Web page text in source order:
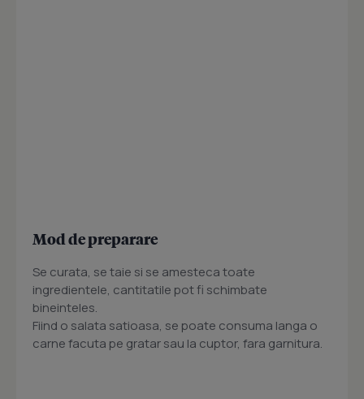
Mod de preparare
Se curata, se taie si se amesteca toate
ingredientele, cantitatile pot fi schimbate
bineinteles.
Fiind o salata satioasa, se poate consuma langa o
carne facuta pe gratar sau la cuptor, fara garnitura.